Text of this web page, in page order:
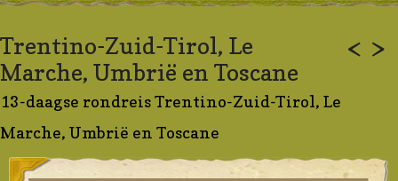
< >
Trentino-Zuid-Tirol, Le
Marche, Umbrië en Toscane
13-daagse rondreis Trentino-Zuid-Tirol, Le
Marche, Umbrië en Toscane